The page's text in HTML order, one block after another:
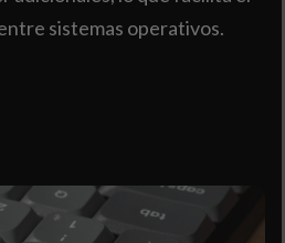
sistemas operativos.